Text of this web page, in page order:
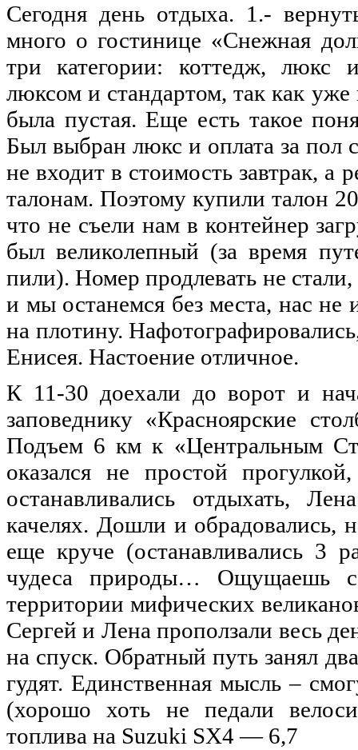
Сегодня день отдыха. 1.-
много о гостинице «Снежная
три категории: коттедж,
люксом и стандартом, так как уже
была пустая. Еще есть такое
Был выбран люкс и оплата за пол
не входит в стоимость завтрак, а
талонам. Поэтому купили талон
что не съели нам в контейнер
был великолепный (за время
пили). Номер продлевать не
и мы останемся без места, нас не
на плотину.
Енисея. Настоение отличное.
К 11-30 доехали до ворот и
заповеднику «Красноярские
Подъем 6 км к «Центральным
оказался не простой
останавливались отдыхать,
качелях. Дошли и обрадовались,
еще круче (останавливались 3
чудеса природы… Ощущаешь
территории мифических
Сергей и Лена проползали весь
на спуск. Обратный путь занял
гудят. Единственная мысль –
(хорошо хоть не педали
топлива на Suzuki SX4 — 6,7